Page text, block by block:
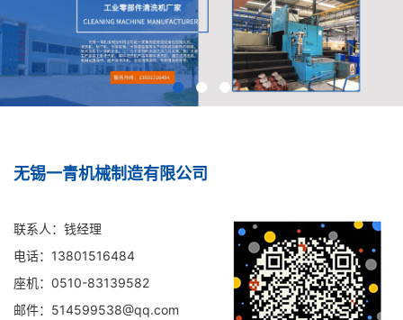
无锡一青机械制造有限公司
联系人：钱经理
电话：13801516484
座机：0510-83139582
邮件：514599538@qq.com